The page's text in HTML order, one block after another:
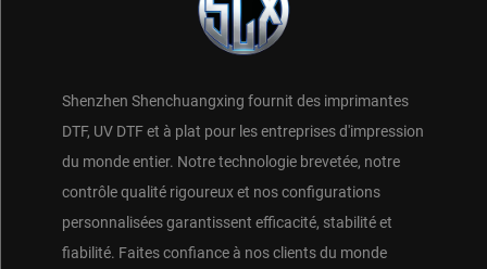
Shenzhen Shenchuangxing fournit des imprimantes
DTF, UV DTF et à plat pour les entreprises d'impression
du monde entier. Notre technologie brevetée, notre
contrôle qualité rigoureux et nos configurations
personnalisées garantissent efficacité, stabilité et
fiabilité. Faites confiance à nos clients du monde